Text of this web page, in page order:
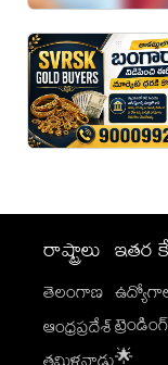
రాష్ట్రాలు
తెలంగాణ
ఆంధ్రప్రదేశ్
ఇతర
ట్రెండింగ్
🌟